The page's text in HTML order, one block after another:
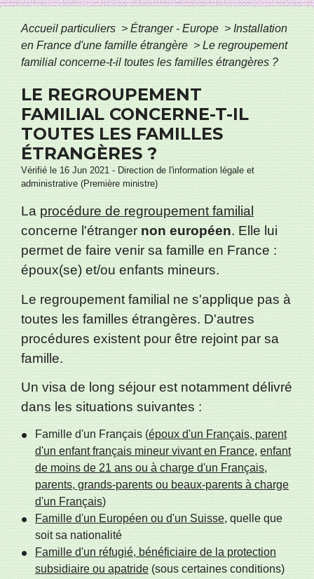
Accueil particuliers > Étranger - Europe > Installation
en France d'une famille étrangère > Le regroupement
familial concerne-t-il toutes les familles étrangères ?
LE REGROUPEMENT
FAMILIAL CONCERNE-T-IL
TOUTES LES FAMILLES
ÉTRANGÈRES ?
Vérifié le 16 Jun 2021 - Direction de l'information légale et
administrative (Première ministre)
La procédure de regroupement familial
concerne l'étranger non européen. Elle lui
permet de faire venir sa famille en France :
époux(se) et/ou enfants mineurs.
Le regroupement familial ne s'applique pas à
toutes les familles étrangères. D'autres
procédures existent pour être rejoint par sa
famille.
Un visa de long séjour est notamment délivré
dans les situations suivantes :
Famille d'un Français (époux d'un Français, parent
d'un enfant français mineur vivant en France, enfant
de moins de 21 ans ou à charge d'un Français,
parents, grands-parents ou beaux-parents à charge
d'un Français)
Famille d'un Européen ou d'un Suisse, quelle que
soit sa nationalité
Famille d'un réfugié, bénéficiaire de la protection
subsidiaire ou apatride (sous certaines conditions)